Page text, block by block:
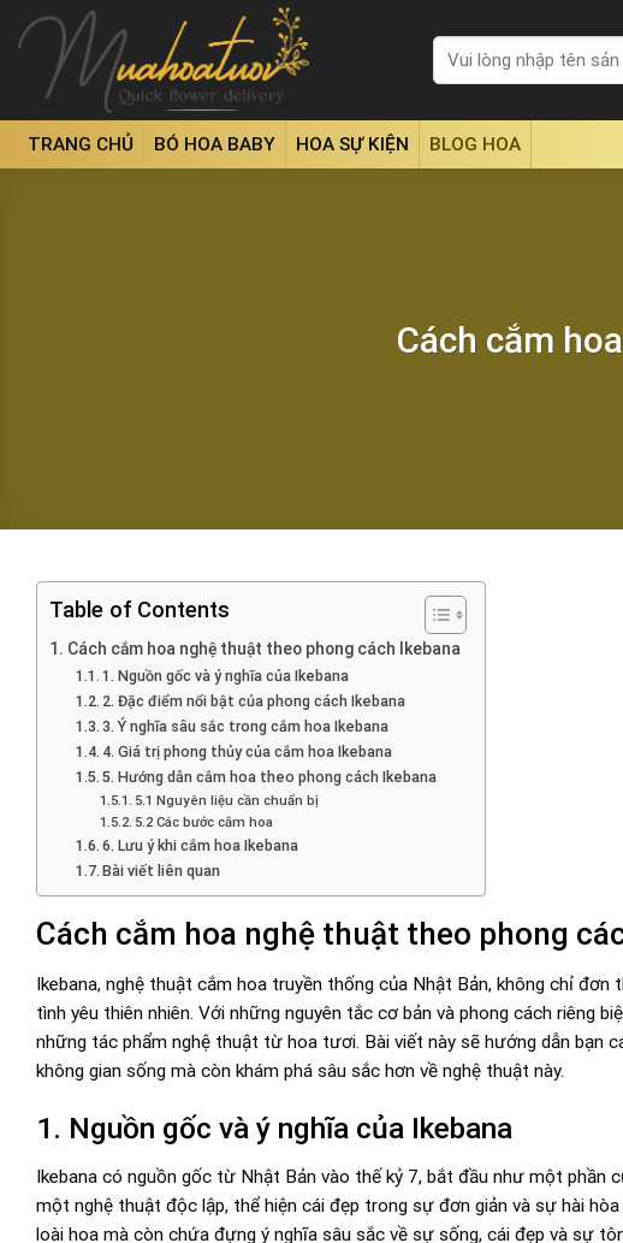
content
Tìm
kiếm:
TRANG CHỦ BÓ HOA BABY HOA SỰ KIỆN BLOG HOA
Cách cắm
Table of Contents
Cách cắm hoa nghệ thuật theo phong cách Ikebana
1. Nguồn gốc và ý nghĩa của Ikebana
2. Đặc điểm nổi bật của phong cách Ikebana
3. Ý nghĩa sâu sắc trong cắm hoa Ikebana
4. Giá trị phong thủy của cắm hoa Ikebana
5. Hướng dẫn cắm hoa theo phong cách Ikebana
5.1 Nguyên liệu cần chuẩn bị
5.2 Các bước cắm hoa
6. Lưu ý khi cắm hoa Ikebana
Bài viết liên quan
Cách cắm hoa nghệ thuật theo phong
Ikebana, nghệ thuật cắm hoa truyền thống của Nhật Bản, không chỉ
tình yêu thiên nhiên. Với những nguyên tắc cơ bản và phong cách riêng
những tác phẩm nghệ thuật từ hoa tươi. Bài viết này sẽ hướng dẫn bạn
không gian sống mà còn khám phá sâu sắc hơn về nghệ thuật này.
1. Nguồn gốc và ý nghĩa của Ikebana
Ikebana có nguồn gốc từ Nhật Bản vào thế kỷ 7, bắt đầu như một phần
một nghệ thuật độc lập, thể hiện cái đẹp trong sự đơn giản và sự hài
loài hoa mà còn chứa đựng ý nghĩa sâu sắc về sự sống, cái đẹp và sự